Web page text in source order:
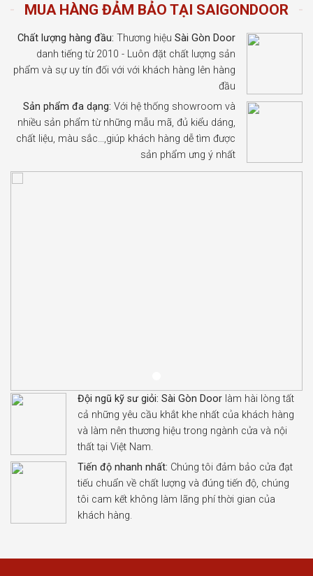
MUA HÀNG ĐẢM BẢO TẠI SAIGONDOOR
Chất lượng hàng đầu: Thương hiệu Sài Gòn Door
danh tiếng từ 2010 - Luôn đặt chất lượng sản
phẩm và sự uy tín đối với với khách hàng lên hàng
đầu
Sản phẩm đa dạng: Với hệ thống showroom và
nhiều sản phẩm từ những mẫu mã, đủ kiểu dáng,
chất liệu, màu sắc…,giúp khách hàng dễ tìm được
sản phẩm ưng ý nhất
Đội ngũ kỹ sư giỏi: Sài Gòn Door làm hài lòng tất
cả những yêu cầu khắt khe nhất của khách hàng
và làm nên thương hiệu trong ngành cửa và nội
thất tại Việt Nam.
Tiến độ nhanh nhất: Chúng tôi đảm bảo cửa đạt
tiếu chuẩn về chất lượng và đúng tiến độ, chúng
tôi cam kết không làm lãng phí thời gian của
khách hàng.